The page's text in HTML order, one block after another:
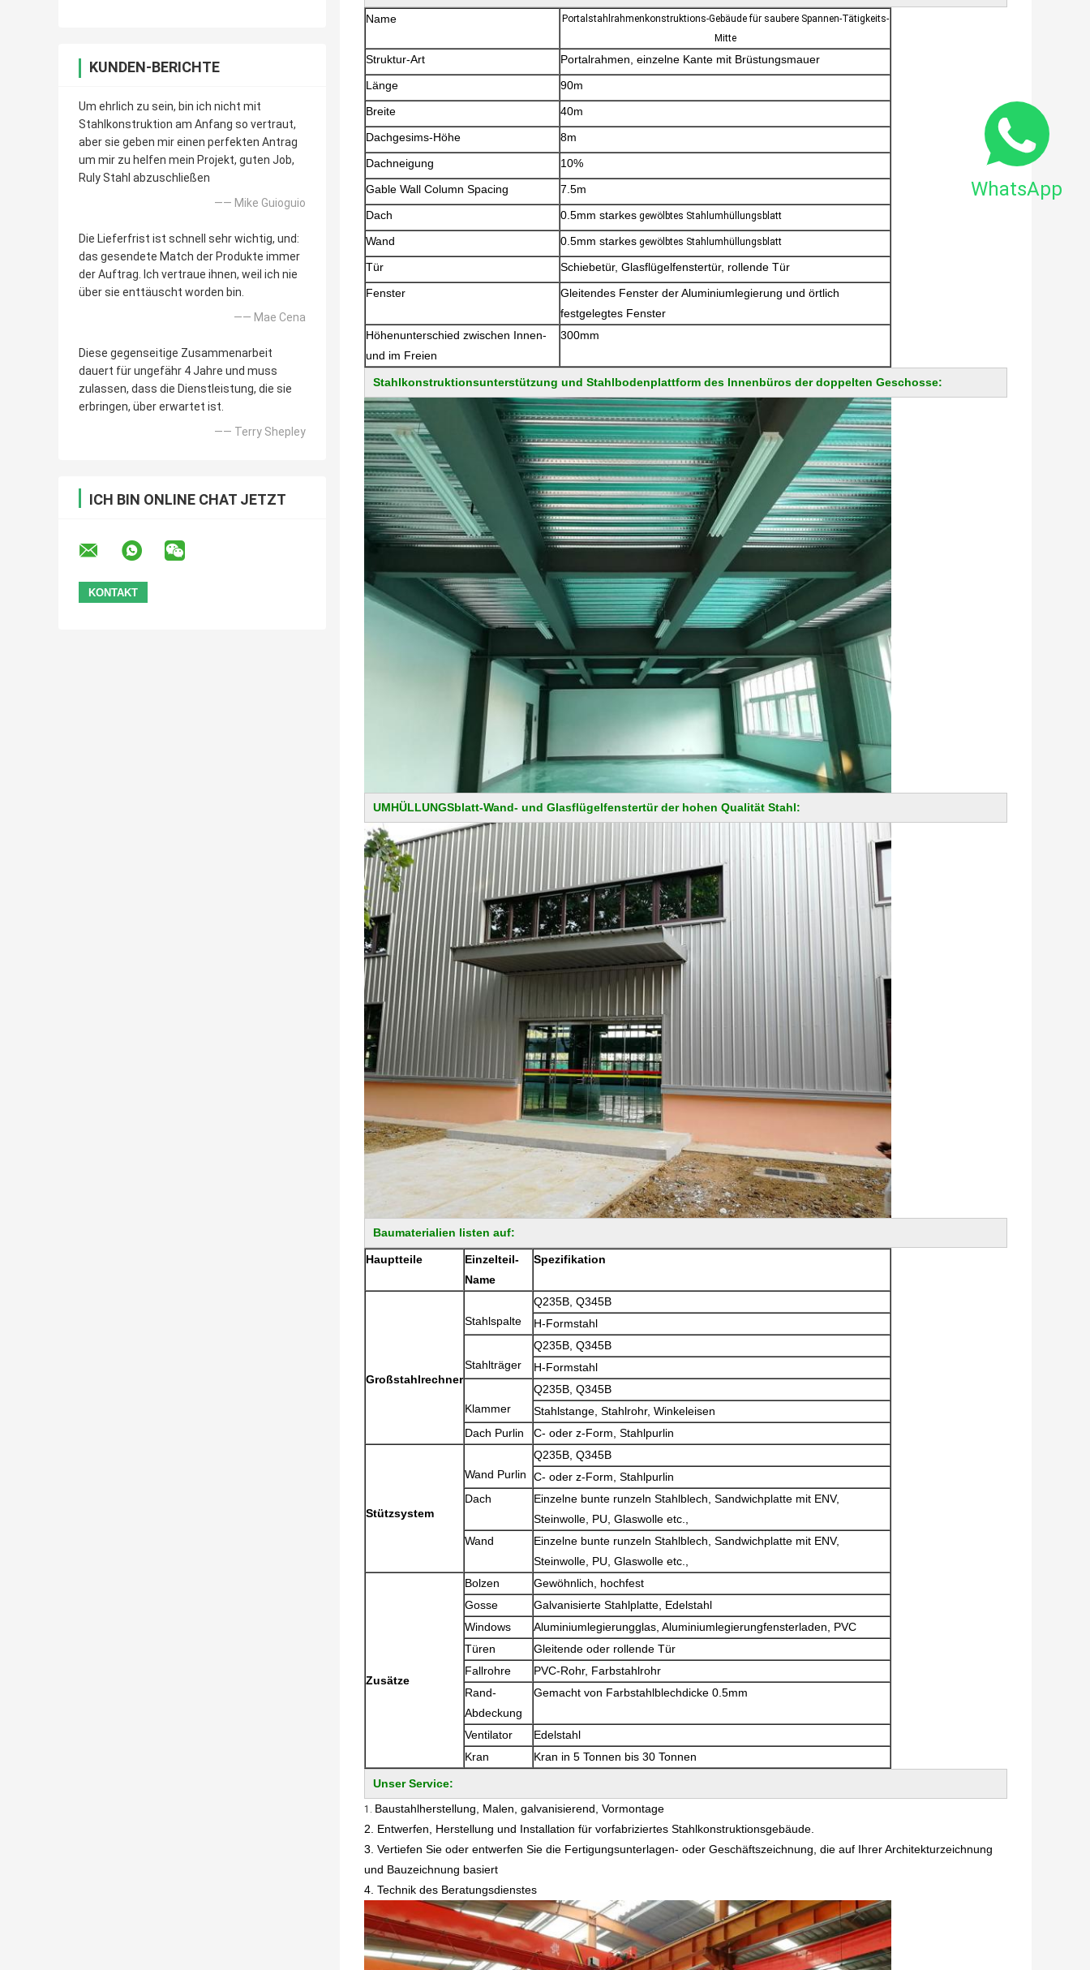
KUNDEN-BERICHTE
Um ehrlich zu sein, bin ich nicht mit
Stahlkonstruktion am Anfang so vertraut,
aber sie geben mir einen perfekten Antrag
um mir zu helfen mein Projekt, guten Job,
Ruly Stahl abzuschließen
—— Mike Guioguio
Die Lieferfrist ist schnell sehr wichtig, und:
das gesendete Match der Produkte immer
der Auftrag. Ich vertraue ihnen, weil ich nie
über sie enttäuscht worden bin.
—— Mae Cena
Diese gegenseitige Zusammenarbeit
dauert für ungefähr 4 Jahre und muss
zulassen, dass die Dienstleistung, die sie
erbringen, über erwartet ist.
—— Terry Shepley
ICH BIN ONLINE CHAT JETZT
Name
Portalstahlrahmenkonstruktions-Gebäude für saubere Spannen-Tätigkeits-
Mitte
Struktur-Art
Portalrahmen, einzelne Kante mit Brüstungsmauer
Länge
90m
Breite
40m
Dachgesims-Höhe
8m
Dachneigung
10%
Gable Wall Column Spacing
7.5m
Dach
0.5mm starkes gewölbtes Stahlumhüllungsblatt
Wand 0.5mm starkes gewölbtes Stahlumhüllungsblatt
Tür
Schiebetür, Glasflügelfenstertür, rollende Tür
Fenster
Gleitendes Fenster der Aluminiumlegierung und örtlich
festgelegtes Fenster
Höhenunterschied zwischen Innen-
und im Freien
300mm
Stahlkonstruktionsunterstützung und Stahlbodenplattform des Innenbüros der doppelten Geschosse:
UMHÜLLUNGSblatt-Wand- und Glasflügelfenstertür der hohen Qualität Stahl:
Baumaterialien listen auf:
Hauptteile
Einzelteil-
Name
Spezifikation
Großstahlrechner
Stahlspalte
Q235B, Q345B
H-Formstahl
Stahlträger
Q235B, Q345B
H-Formstahl
Klammer
Q235B, Q345B
Stahlstange, Stahlrohr, Winkeleisen
Dach Purlin
C- oder z-Form, Stahlpurlin
Stützsystem
Wand Purlin
Q235B, Q345B
C- oder z-Form, Stahlpurlin
Dach
Einzelne bunte runzeln Stahlblech, Sandwichplatte mit ENV,
Steinwolle, PU, Glaswolle etc.,
Wand
Einzelne bunte runzeln Stahlblech, Sandwichplatte mit ENV,
Steinwolle, PU, Glaswolle etc.,
Zusätze
Bolzen
Gewöhnlich, hochfest
Gosse
Galvanisierte Stahlplatte, Edelstahl
Windows
Aluminiumlegierungglas, Aluminiumlegierungfensterladen, PVC
Türen
Gleitende oder rollende Tür
Fallrohre
PVC-Rohr, Farbstahlrohr
Rand-
Abdeckung
Gemacht von Farbstahlblechdicke 0.5mm
Ventilator
Edelstahl
Kran
Kran in 5 Tonnen bis 30 Tonnen
Unser Service:
1. Baustahlherstellung, Malen, galvanisierend, Vormontage
2. Entwerfen, Herstellung und Installation für vorfabriziertes Stahlkonstruktionsgebäude.
3. Vertiefen Sie oder entwerfen Sie die Fertigungsunterlagen- oder Geschäftszeichnung, die auf Ihrer Architekturzeichnung
und Bauzeichnung basiert
4. Technik des Beratungsdienstes
WhatsApp